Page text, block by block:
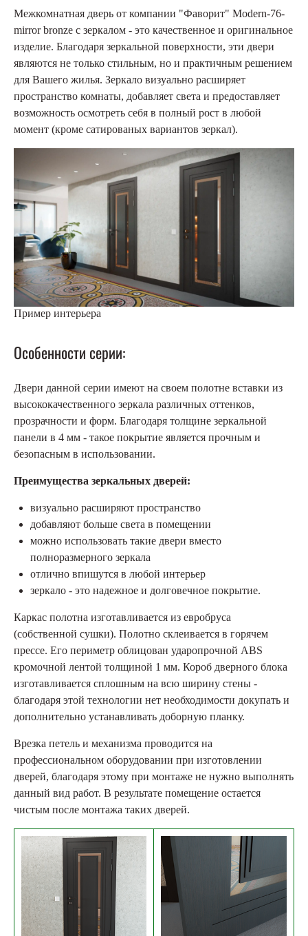
Межкомнатная дверь от компании "Фаворит" Modern-76-
mirror bronze с зеркалом - это качественное и оригинальное
изделие. Благодаря зеркальной поверхности, эти двери
являются не только стильным, но и практичным решением
для Вашего жилья. Зеркало визуально расширяет
пространство комнаты, добавляет света и предоставляет
возможность осмотреть себя в полный рост в любой
момент (кроме сатированых вариантов зеркал).
Пример интерьера
Особенности серии:
Двери данной серии имеют на своем полотне вставки из
высококачественного зеркала различных оттенков,
прозрачности и форм. Благодаря толщине зеркальной
панели в 4 мм - такое покрытие является прочным и
безопасным в использовании.
Преимущества зеркальных дверей:
визуально расширяют пространство
добавляют больше света в помещении
можно использовать такие двери вместо
полноразмерного зеркала
отлично впишутся в любой интерьер
зеркало - это надежное и долговечное покрытие.
Каркас полотна изготавливается из евробруса
(собственной сушки). Полотно склеивается в горячем
прессе. Его периметр облицован ударопрочной ABS
кромочной лентой толщиной 1 мм. Короб дверного блока
изготавливается сплошным на всю ширину стены -
благодаря этой технологии нет необходимости докупать и
дополнительно устанавливать доборную планку.
Врезка петель и механизма проводится на
профессиональном оборудовании при изготовлении
дверей, благодаря этому при монтаже не нужно выполнять
данный вид работ. В результате помещение остается
чистым после монтажа таких дверей.